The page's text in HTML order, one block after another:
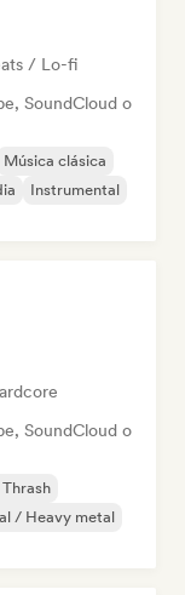
/ Lo-fi
SoundCloud o
Música clásica
Instrumental
SoundCloud o
/ Heavy metal